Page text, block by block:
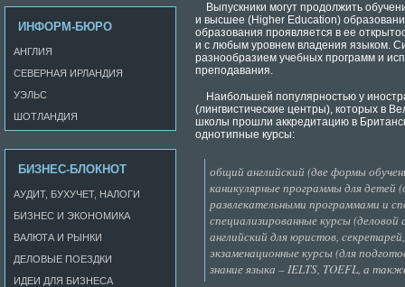
Выпускники могут продолжить
и высшее (Higher Education)
образования проявляется в ее
и с любым уровнем владения языком.
разнообразием учебных программ и
преподавания.
Наибольшей популярностью у
(лингвистические центры), которых в
школы прошли аккредитацию в
однотипные курсы:
общий английский (две формы
каникулярные программы для детей
развлекательными программами и
специализированные курсы (деловой
английский для юристов,
экзаменационные курсы (для
знание языка – IELTS, TOEFL, а
ИНФОРМ-БЮРО
АНГЛИЯ
СЕВЕРНАЯ ИРЛАНДИЯ
УЭЛЬС
ШОТЛАНДИЯ
БИЗНЕС-БЛОКНОТ
АУДИТ, БУХУЧЕТ, НАЛОГИ
БИЗНЕС И ЭКОНОМИКА
ВАЛЮТА И РЫНКИ
ДЕЛОВЫЕ ПОЕЗДКИ
ИДЕИ ДЛЯ БИЗНЕСА